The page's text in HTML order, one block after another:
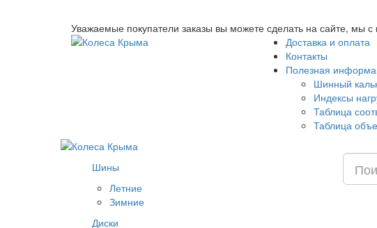
Уважаемые покупатели заказы вы можете сделать на сайте, мы
Доставка и оплата
Контакты
Полезная
Шинный
Индексы
Таблица
Таблица
Шины
Летние
Зимние
Диски